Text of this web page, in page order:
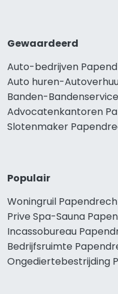
Gewaardeerd
Auto-bedrijven
Auto huren-
Banden-
Advocatenkantoren
Slotenmaker
Populair
Woningruil
Prive Spa-Sauna
Incassobureau
Bedrijfsruimte
Ongediertebestrijding